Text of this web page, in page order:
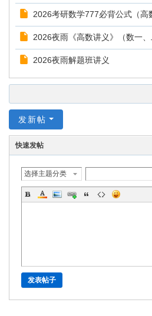
2026考研数学777必背公式（高
2026夜雨《高数讲义》（数一
2026夜雨解题班讲义
发新帖
快速发帖
选择主题分类
发表帖子